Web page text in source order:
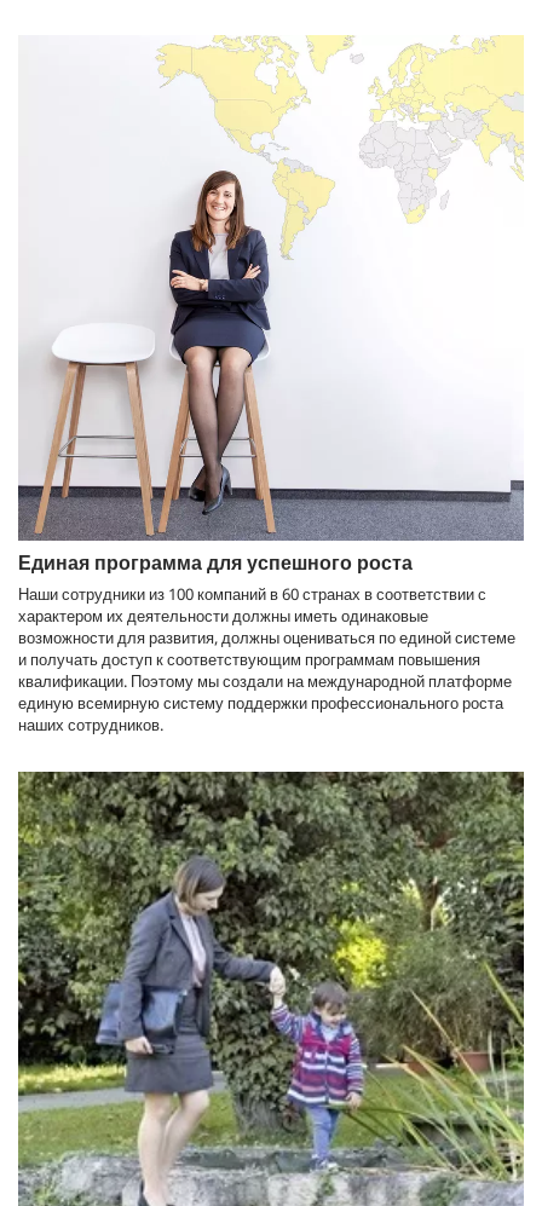
Единая программа для успешного роста
Наши сотрудники из 100 компаний в 60 странах в соответствии с
характером их деятельности должны иметь одинаковые
возможности для развития, должны оцениваться по единой системе
и получать доступ к соответствующим программам повышения
квалификации. Поэтому мы создали на международной платформе
единую всемирную систему поддержки профессионального роста
наших сотрудников.